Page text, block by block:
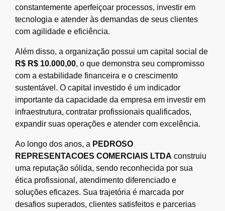
constantemente aperfeiçoar processos, investir em
tecnologia e atender às demandas de seus clientes
com agilidade e eficiência.
Além disso, a organização possui um capital social de
R$ R$ 10.000,00, o que demonstra seu compromisso
com a estabilidade financeira e o crescimento
sustentável. O capital investido é um indicador
importante da capacidade da empresa em investir em
infraestrutura, contratar profissionais qualificados,
expandir suas operações e atender com excelência.
Ao longo dos anos, a PEDROSO
REPRESENTACOES COMERCIAIS LTDA construiu
uma reputação sólida, sendo reconhecida por sua
ética profissional, atendimento diferenciado e
soluções eficazes. Sua trajetória é marcada por
desafios superados, clientes satisfeitos e parcerias